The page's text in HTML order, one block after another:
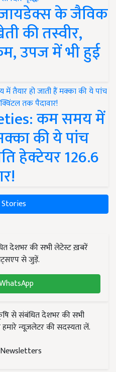
के जैविक
की तस्वीर,
उपज में भी हुई
कम समय में
की ये पांच
हेक्टेयर 126.6
देशभर की सभी लेटेस्ट ख़बरें
से जुड़ें.
से संबंधित देशभर की सभी
न्यूज़लेटर की सदस्यता लें.